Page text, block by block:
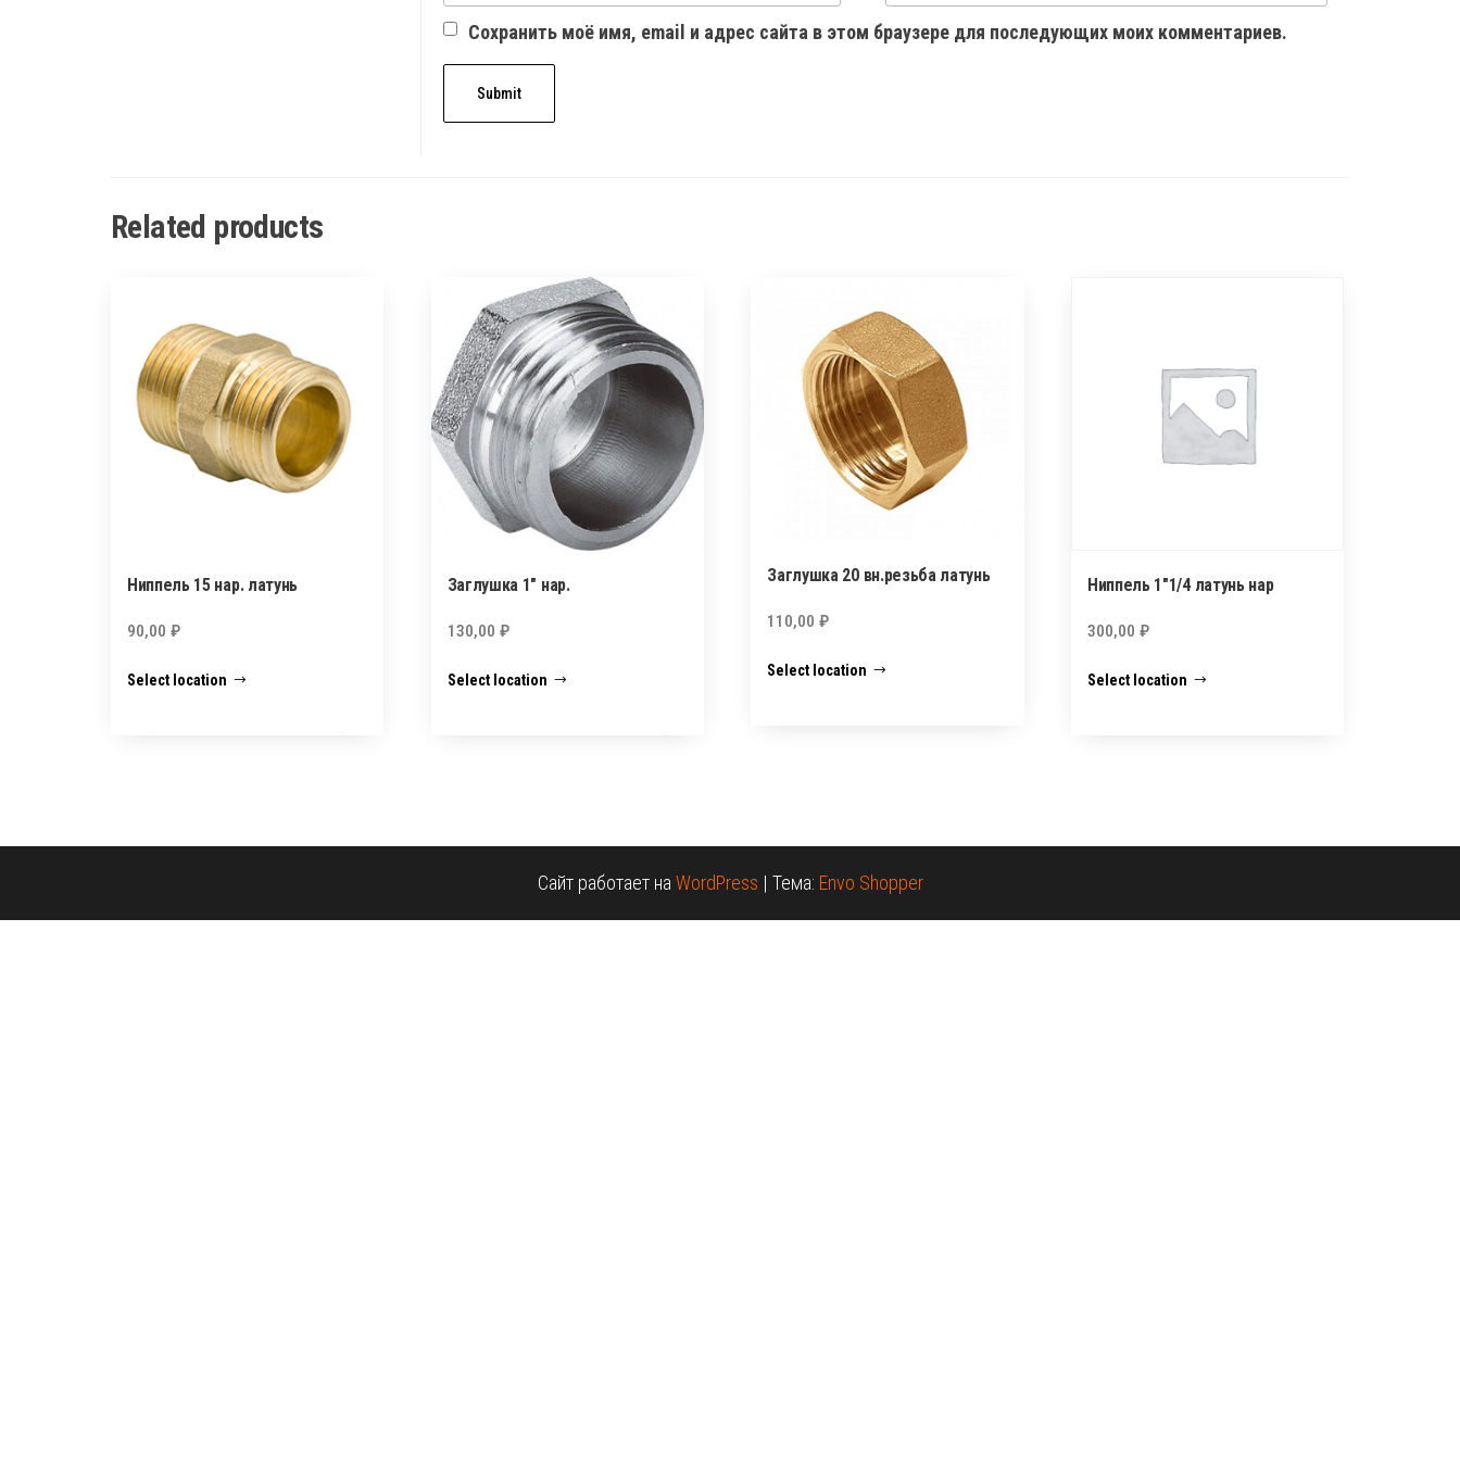
Сохранить моё имя, email и адрес сайта в этом браузере для последующих моих комментариев.
Related products
Ниппель 15 нар. латунь
90,00 ₽
Select location
Заглушка 1″ нар.
130,00 ₽
Select location
Заглушка 20 вн.резьба латунь
110,00₽
Select location
Ниппель 1″1/4 латунь нар
300,00₽
Select location
Сайт работает на WordPress | Тема: Envo Shopper